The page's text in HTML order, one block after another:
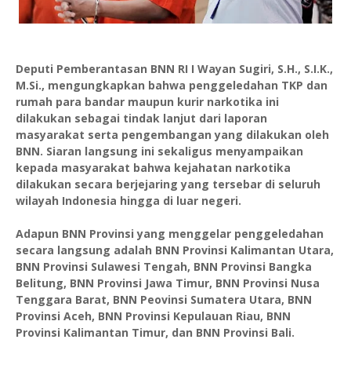
Deputi Pemberantasan BNN RI I Wayan Sugiri, S.H., S.I.K.,
M.Si., mengungkapkan bahwa penggeledahan TKP dan
rumah para bandar maupun kurir narkotika ini
dilakukan sebagai tindak lanjut dari laporan
masyarakat serta pengembangan yang dilakukan oleh
BNN. Siaran langsung ini sekaligus menyampaikan
kepada masyarakat bahwa kejahatan narkotika
dilakukan secara berjejaring yang tersebar di seluruh
wilayah Indonesia hingga di luar negeri.
Adapun BNN Provinsi yang menggelar penggeledahan
secara langsung adalah BNN Provinsi Kalimantan Utara,
BNN Provinsi Sulawesi Tengah, BNN Provinsi Bangka
Belitung, BNN Provinsi Jawa Timur, BNN Provinsi Nusa
Tenggara Barat, BNN Peovinsi Sumatera Utara, BNN
Provinsi Aceh, BNN Provinsi Kepulauan Riau, BNN
Provinsi Kalimantan Timur, dan BNN Provinsi Bali.